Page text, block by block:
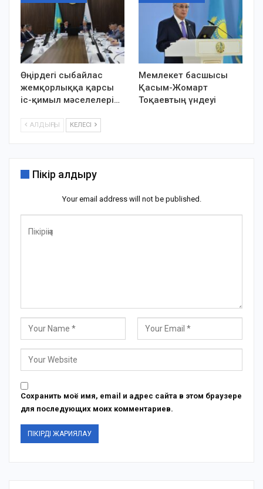
Өңірдегі сыбайлас
жемқорлыққа қарсы
іс-қимыл мәселелері…
Мемлекет басшысы
Қасым-Жомарт
Тоқаевтың үндеуі
АЛДЫҢҒЫ КЕЛЕСІ
Пікір қалдыру
Your email address will not be published.
Сохранить моё имя, email и адрес сайта в этом браузере
для последующих моих комментариев.